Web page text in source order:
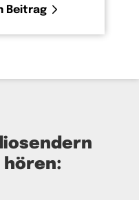
Beitrag
hören: